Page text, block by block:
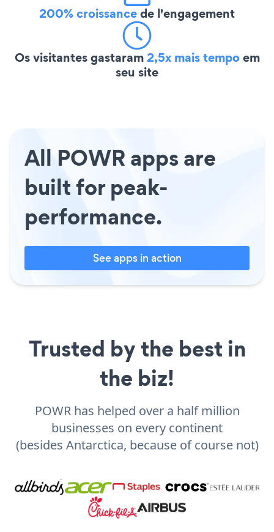
200% croissancede l'engagement
Os visitantes gastaram2,5x mais tempoem
seu site
All POWR apps are
built for peak-
performance.
See apps in action
Trusted by the best in
the biz!
POWR has helped over a half million
businesses on every continent
(besides Antarctica, because of course not)